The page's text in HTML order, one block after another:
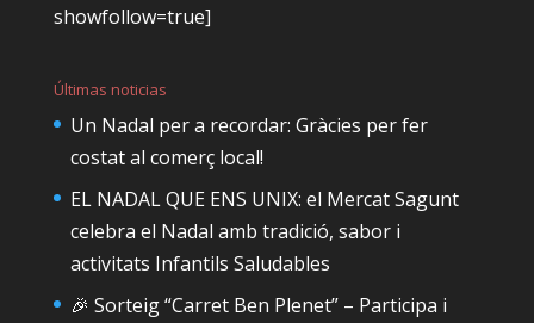
showfollow=true]
Últimas noticias
Un Nadal per a recordar: Gràcies per fer
costat al comerç local!
EL NADAL QUE ENS UNIX: el Mercat Sagunt
celebra el Nadal amb tradició, sabor i
activitats Infantils Saludables
🎉 Sorteig “Carret Ben Plenet” – Participa i